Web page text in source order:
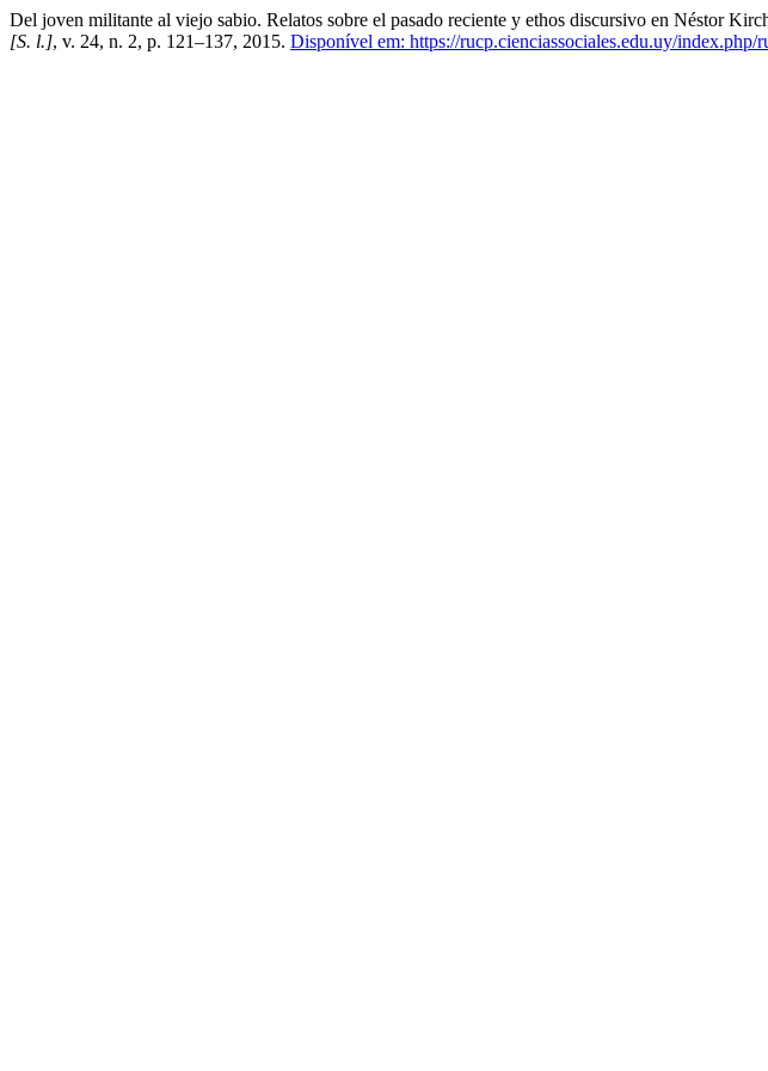
Del joven militante al viejo sabio. Relatos sobre el pasado reciente y ethos discursivo en Néstor
[S. l.], v. 24, n. 2, p. 121–137, 2015. Disponível em: https://rucp.cienciassociales.edu.uy/index.php/